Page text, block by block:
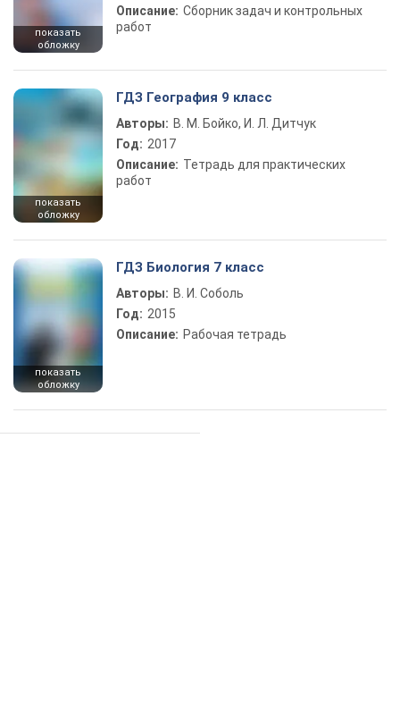
показать
обложку
Описание: Сборник задач и контрольных
работ
показать
обложку
ГДЗ География 9 класс
Авторы: В. М. Бойко, И. Л. Дитчук
Год: 2017
Описание: Тетрадь для практических
работ
показать
обложку
ГДЗ Биология 7 класс
Авторы: В. И. Соболь
Год: 2015
Описание: Рабочая тетрадь